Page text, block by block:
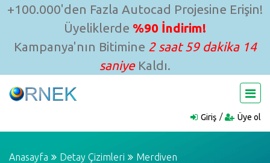
+100.000'den Fazla Autocad Projesine Erişin!
Üyeliklerde %90 İndirim!
Kampanya'nın Bitimine 2 saat 59 dakika 13
saniyeKaldı.
Giriş Üye ol
Anasayfa Detay Çizimleri Merdiven